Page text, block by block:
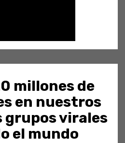
millones de
en nuestros
virales
el mundo